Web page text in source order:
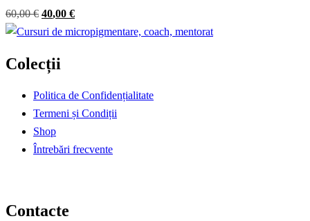
60,00 € Prețul
inițial
fost:
40,00 €Prețul
curent
Colecții
Politica de Confidențialitate
Termeni și Condiții
Shop
Întrebări frecvente
Contacte